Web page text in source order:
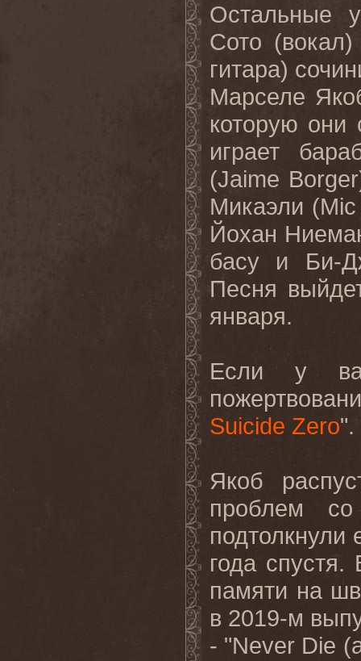
Остальные
Сото
гитара)
Марселе
которую они
играет
(Jaime
Микаэли
Йохан
басу и Би-
Песня
января.
Если у
Suicide Zero".
Якоб
проблем
подтолкнули
года спустя.
памяти на
в 2019-м
- "Never Die